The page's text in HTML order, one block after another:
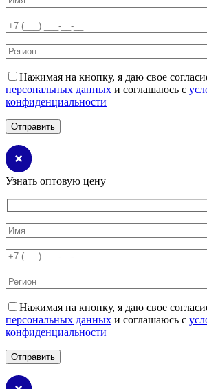
Нажимая на кнопку, я даю свое
персональных данных и соглашаюсь с
конфиденциальности
Узнать оптовую цену
Нажимая на кнопку, я даю свое
персональных данных и соглашаюсь с
конфиденциальности